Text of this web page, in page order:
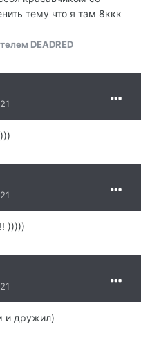
тему что я там 8ккк
DEADRED
)))))
и дружил)